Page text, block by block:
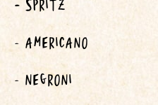
– SPRITZ
– AMERICANO
– NEGRONI